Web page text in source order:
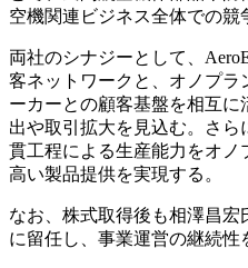
空機関連ビジネス全体での競
両社のシナジーとして、
客ネットワークと、オノプラ
ーカーとの顧客基盤を相互に
出や取引拡大を見込む。さら
貫工程による生産能力をオ
高い製品提供を実現する。
なお、株式取得後も相澤昌
に留任し、事業運営の継続性